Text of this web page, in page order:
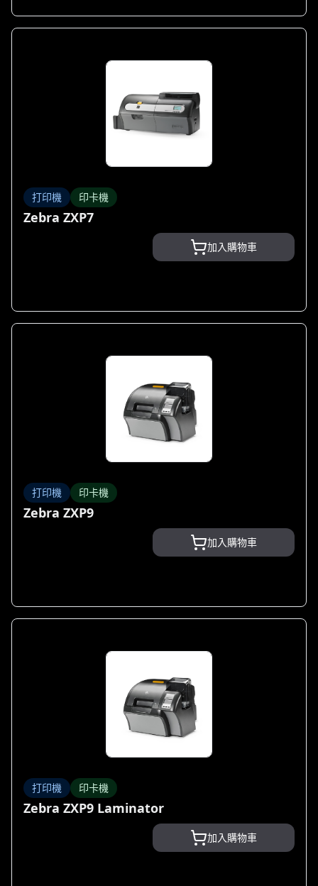
打印機 印卡機
Zebra ZXP7
加入購物車
打印機 印卡機
Zebra ZXP9
加入購物車
打印機 印卡機
Zebra ZXP9 Laminator
加入購物車